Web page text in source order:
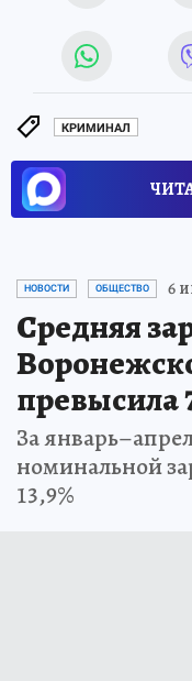
КРИМИНАЛ
НОВОСТИ ОБЩЕСТВО 6
Средняя
превысила
За
номинальной
13,9%